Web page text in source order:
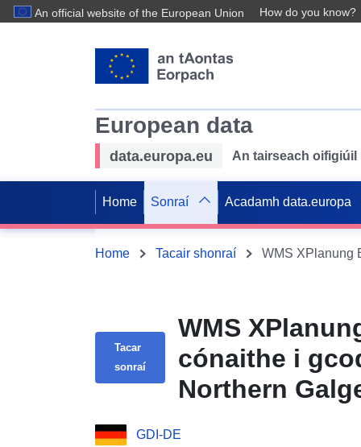
An official website of the European Union How do you know?
European data
data.europa.eu An tairseach
Home Sonraí Acadamh data.europa
Home Tacair shonraí
Tacar
sonraí
WMS
cónaithe i
Northern
GDI-DE